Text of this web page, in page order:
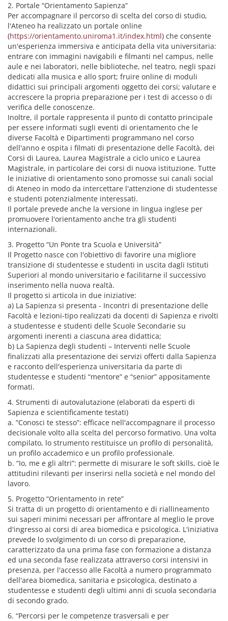
2. Portale “Orientamento Sapienza”
Per accompagnare il percorso di scelta del corso di studio,
l'Ateneo ha realizzato un portale online
(https://orientamento.uniroma1.it/index.html) che consente
un'esperienza immersiva e anticipata della vita universitaria:
entrare con immagini navigabili e filmanti nel campus, nelle
aule e nei laboratori, nelle biblioteche, nel teatro, negli spazi
dedicati alla musica e allo sport; fruire online di moduli
didattici sui principali argomenti oggetto dei corsi; valutare e
accrescere la propria preparazione per i test di accesso o di
verifica delle conoscenze.
Inoltre, il portale rappresenta il punto di contatto principale
per essere informati sugli eventi di orientamento che le
diverse Facoltà e Dipartimenti programmano nel corso
dell'anno e ospita i filmati di presentazione delle Facoltà, dei
Corsi di Laurea, Laurea Magistrale a ciclo unico e Laurea
Magistrale, in particolare dei corsi di nuova istituzione. Tutte
le iniziative di orientamento sono promosse sui canali social
di Ateneo in modo da intercettare l'attenzione di studentesse
e studenti potenzialmente interessati.
Il portale prevede anche la versione in lingua inglese per
promuovere l'orientamento anche tra gli studenti
internazionali.
3. Progetto “Un Ponte tra Scuola e Università”
Il Progetto nasce con l'obiettivo di favorire una migliore
transizione di studentesse e studenti in uscita dagli Istituti
Superiori al mondo universitario e facilitarne il successivo
inserimento nella nuova realtà.
Il progetto si articola in due iniziative:
a) La Sapienza si presenta - Incontri di presentazione delle
Facoltà e lezioni-tipo realizzati da docenti di Sapienza e rivolti
a studentesse e studenti delle Scuole Secondarie su
argomenti inerenti a ciascuna area didattica;
b) La Sapienza degli studenti – Interventi nelle Scuole
finalizzati alla presentazione dei servizi offerti dalla Sapienza
e racconto dell'esperienza universitaria da parte di
studentesse e studenti “mentore” e “senior” appositamente
formati.
4. Strumenti di autovalutazione (elaborati da esperti di
Sapienza e scientificamente testati)
a. “Conosci te stesso”: efficace nell'accompagnare il processo
decisionale volto alla scelta del percorso formativo. Una volta
compilato, lo strumento restituisce un profilo di personalità,
un profilo accademico e un profilo professionale.
b. “Io, me e gli altri”: permette di misurare le soft skills, cioè le
attitudini rilevanti per inserirsi nella società e nel mondo del
lavoro.
5. Progetto “Orientamento in rete”
Si tratta di un progetto di orientamento e di riallineamento
sui saperi minimi necessari per affrontare al meglio le prove
d'ingresso ai corsi di area biomedica e psicologica. L'iniziativa
prevede lo svolgimento di un corso di preparazione,
caratterizzato da una prima fase con formazione a distanza
ed una seconda fase realizzata attraverso corsi intensivi in
presenza, per l'accesso alle Facoltà a numero programmato
dell'area biomedica, sanitaria e psicologica, destinato a
studentesse e studenti degli ultimi anni di scuola secondaria
di secondo grado.
6. “Percorsi per le competenze trasversali e per